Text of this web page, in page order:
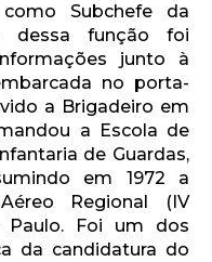
Subchefe da
dessa função foi
junto à
no porta-
a Brigadeiro em
a Escola de
de Guardas,
em 1972 a
Regional (IV
Paulo. Foi um dos
da candidatura do